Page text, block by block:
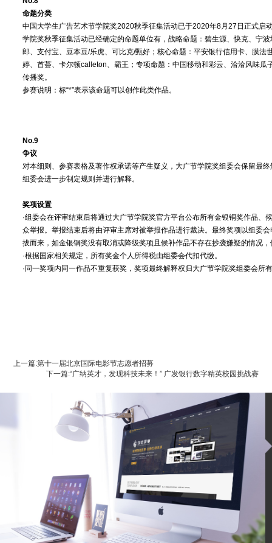
命题分类
中国大学生广告艺术节学院奖2020秋季征集活动已于2020年8月27日正式启
学院奖秋季征集活动已经确定的命题单位有，战略命题：碧生源、快克、宁
郎、支付宝、豆本豆/乐虎、可比克/甄好；核心命题：平安银行信用卡、膜法
婷、首荟、卡尔顿calleton、霸王；专项命题：中国移动和彩云、洽洽风味瓜
传播奖。
参赛说明：标“*”表示该命题可以创作此类作品。
No.9
争议
对本细则、参赛表格及著作权承诺等产生疑义，大广节学院奖组委会保留最
组委会进一步制定规则并进行解释。
奖项设置
·组委会在评审结束后将通过大广节学院奖官方平台公布所有金银铜奖作品、
众举报。举报结束后将由评审主席对被举报作品进行裁决。最终奖项以组委
拔而来，如金银铜奖没有取消或降级奖项且候补作品不存在抄袭嫌疑的情况
·根据国家相关规定，所有奖金个人所得税由组委会代扣代缴。
·同一奖项内同一作品不重复获奖，奖项最终解释权归大广节学院奖组委会所
上一篇:第十一届北京国际电影节志愿者招募
下一篇:“广纳英才，发现科技未来！” 广发银行数字精英校园挑战赛